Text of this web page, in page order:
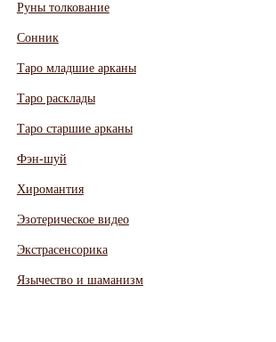
Руны толкование
Сонник
Таро младшие арканы
Таро расклады
Таро старшие арканы
Фэн-шуй
Хиромантия
Эзотерическое видео
Экстрасенсорика
Язычество и шаманизм